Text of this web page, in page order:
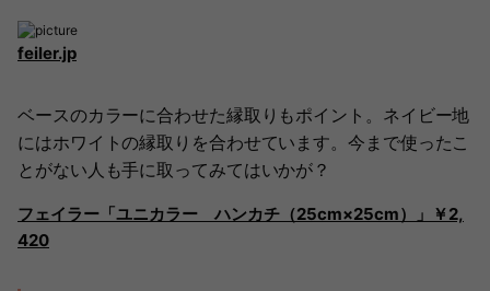
feiler.jp
ベースのカラーに合わせた縁取りもポイント。ネイビー地
にはホワイトの縁取りを合わせています。今まで使ったこ
とがない人も手に取ってみてはいかが？
フェイラー「ユニカラー ハンカチ（25cm×25cm）」￥2,
420